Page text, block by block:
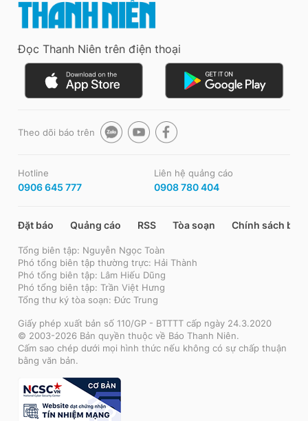
Đọc Thanh Niên trên điện thoại
Theo dõi báo trên
Hotline
0906 645 777
Liên hệ quảng cáo
0908 780 404
Đặt báo Quảng cáo RSS Tòa soạn Chính sách bảo
Tổng biên tập: Nguyễn Ngọc Toàn
Phó tổng biên tập thường trực: Hải Thành
Phó tổng biên tập: Lâm Hiếu Dũng
Phó tổng biên tập: Trần Việt Hưng
Tổng thư ký tòa soạn: Đức Trung
Giấy phép xuất bản số 110/GP - BTTTT cấp ngày 24.3.2020
© 2003-2026 Bản quyền thuộc về Báo Thanh Niên.
Cấm sao chép dưới mọi hình thức nếu không có sự chấp thuận
bằng văn bản.